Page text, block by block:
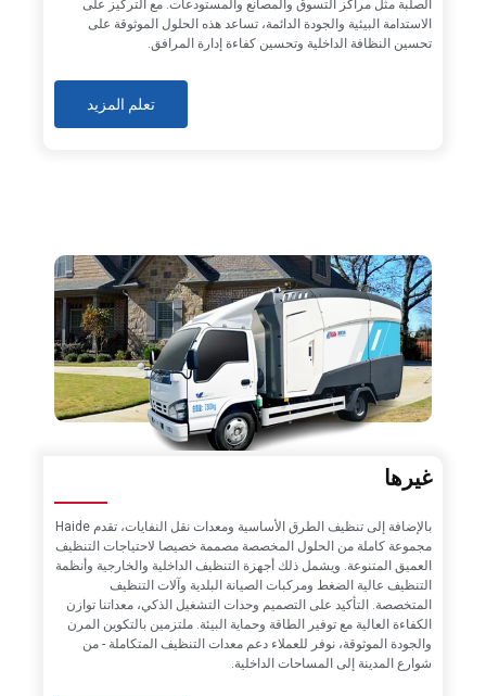
الصلبة مثل مراكز التسوق والمصانع والمستودعات. مع التركيز على
الاستدامة البيئية والجودة الدائمة، تساعد هذه الحلول الموثوقة على
تحسين النظافة الداخلية وتحسين كفاءة إدارة المرافق.
تعلم المزيد
غيرها
بالإضافة إلى تنظيف الطرق الأساسية ومعدات نقل النفايات، تقدم Haide
مجموعة كاملة من الحلول المخصصة مصممة خصيصا لاحتياجات التنظيف
العميق المتنوعة. ويشمل ذلك أجهزة التنظيف الداخلية والخارجية وأنظمة
التنظيف عالية الضغط ومركبات الصيانة البلدية وآلات التنظيف
المتخصصة. التأكيد على التصميم وحدات التشغيل الذكي، معداتنا توازن
الكفاءة العالية مع توفير الطاقة وحماية البيئة. ملتزمين بالتكوين المرن
والجودة الموثوقة، نوفر للعملاء دعم معدات التنظيف المتكاملة - من
شوارع المدينة إلى المساحات الداخلية.